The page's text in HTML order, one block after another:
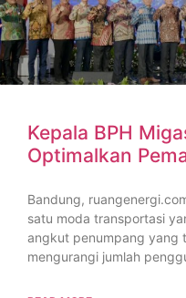
Kepala BPH
Optimalkan
Bandung,
satu moda transportasi
angkut penumpang yang
mengurangi jumlah